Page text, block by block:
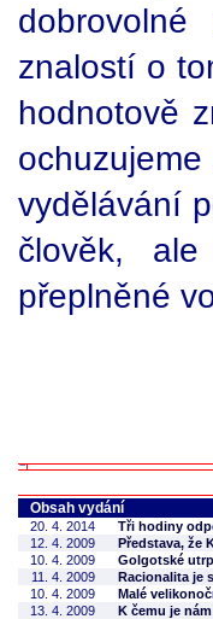
znalostí o
hodnotově
vydělávání
člověk,
přeplněné
Obsah vydání
20. 4. 2014
Tři hodiny
12. 4. 2009
Představa, že
10. 4. 2009
Golgotské
11. 4. 2009
Racionalita je
10. 4. 2009
Malé
13. 4. 2009
K čemu je